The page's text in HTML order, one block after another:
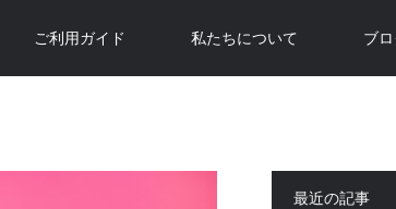
ご利用ガイド 私たちについて ブ
最近の記事